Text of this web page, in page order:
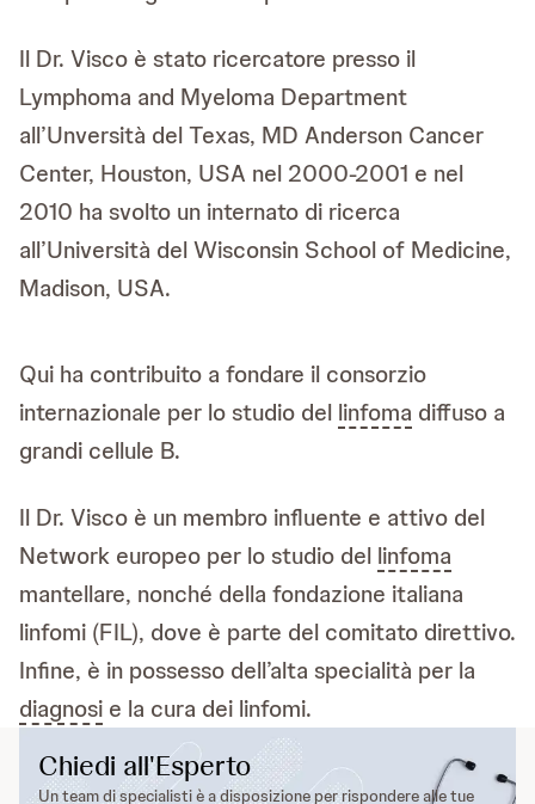
Il Dr. Visco è stato ricercatore presso il
Lymphoma and Myeloma Department
all’Unversità del Texas, MD Anderson Cancer
Center, Houston, USA nel 2000-2001 e nel
2010 ha svolto un internato di ricerca
all’Università del Wisconsin School of Medicine,
Madison, USA.
Qui ha contribuito a fondare il consorzio
internazionale per lo studio del linfoma diffuso a
grandi cellule B.
Il Dr. Visco è un membro influente e attivo del
Network europeo per lo studio del linfoma
mantellare, nonché della fondazione italiana
linfomi (FIL), dove è parte del comitato direttivo.
Infine, è in possesso dell’alta specialità per la
diagnosi e la cura dei linfomi.
Chiedi all'Esperto
Un team di specialisti è a disposizione per rispondere alle tue